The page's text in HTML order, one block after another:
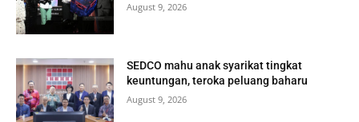
August 9, 2026
SEDCO mahu anak syarikat tingkat
keuntungan, teroka peluang baharu
August 9, 2026